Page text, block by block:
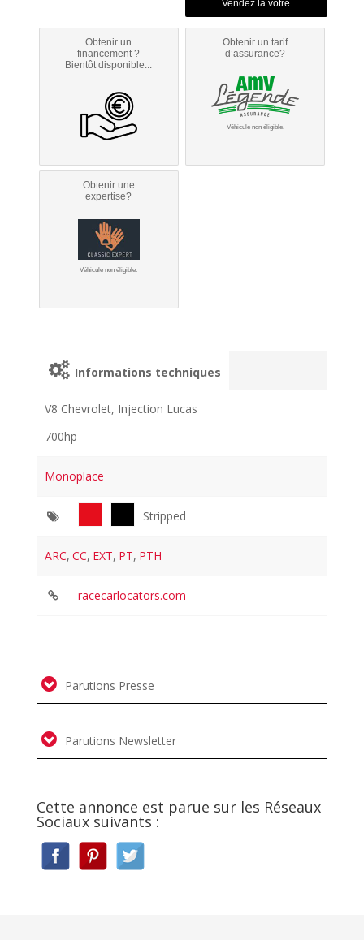
Obtenir un
financement ?
Bientôt disponible...
Obtenir un tarif
d’assurance?
Véhicule non éligible.
Obtenir une
expertise?
Véhicule non éligible.
Informations techniques
V8 Chevrolet, Injection Lucas
700hp
Monoplace
Stripped
ARC, CC, EXT, PT, PTH
racecarlocators.com
Parutions Presse
Parutions Newsletter
Cette annonce est parue sur les Réseaux
Sociaux suivants :